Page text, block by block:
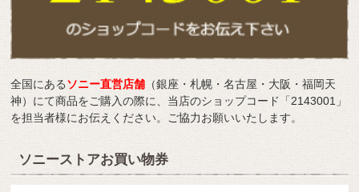
全国にあるソニー直営店舗 （銀座・札幌・名古屋・大阪・福岡天
神）にて商品をご購入の際に、当店のショップコード「2143001」
を担当者様にお伝えください。ご協力お願いいたします。
ソニーストアお買い物券